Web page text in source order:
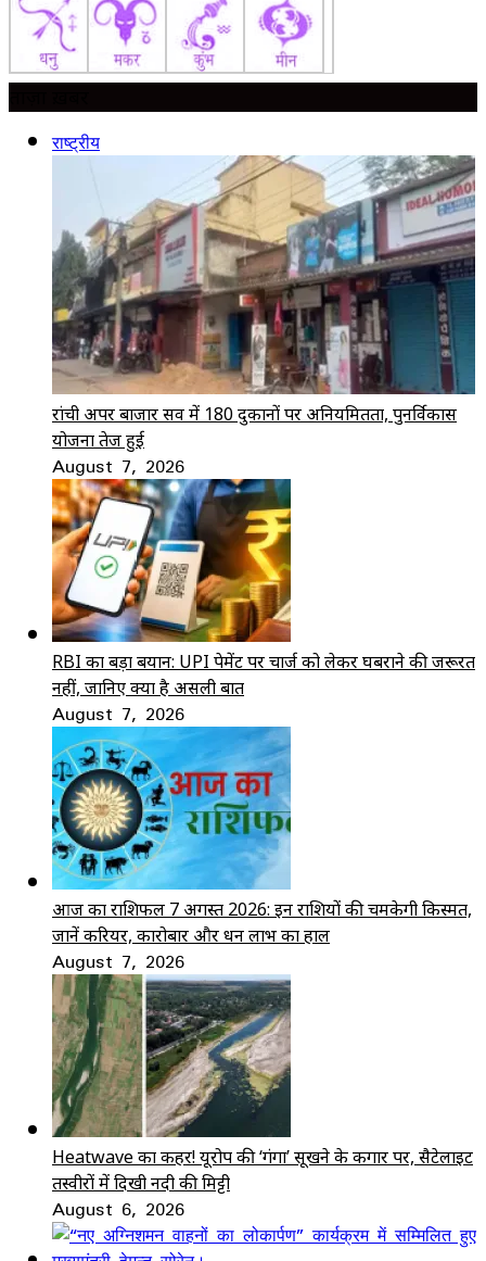
राष्ट्रीय
रांची अपर बाजार सर्वे में 180 दुकानों पर अनियमितता, पुनर्विकास
योजना तेज हुई
August 7, 2026
RBI का बड़ा बयान: UPI पेमेंट पर चार्ज को लेकर घबराने की जरूरत
नहीं, जानिए क्या है असली बात
August 7, 2026
आज का राशिफल 7 अगस्त 2026: इन राशियों की चमकेगी किस्मत,
जानें करियर, कारोबार और धन लाभ का हाल
August 7, 2026
Heatwave का कहर! यूरोप की ‘गंगा’ सूखने के कगार पर, सैटेलाइट
तस्वीरों में दिखी नदी की मिट्टी
August 6, 2026